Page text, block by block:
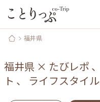
福井県
福井県 × たびレポ 、
ト 、 ライフスタイル